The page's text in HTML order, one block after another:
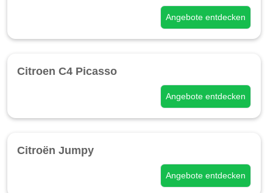
Angebote entdecken
Citroen C4 Picasso
Angebote entdecken
Citroën Jumpy
Angebote entdecken